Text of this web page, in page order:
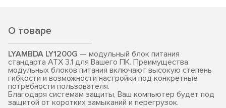
О товаре
LYAMBDA LY1200G — модульный блок питания
стандарта ATX 3.1 для Вашего ПК. Преимущества
модульных блоков питания включают высокую степень
гибкости и возможности настройки под конкретные
потребности пользователя.
Благодаря системам защиты, Ваш компьютер будет под
защитой от коротких замыканий и перегрузок.